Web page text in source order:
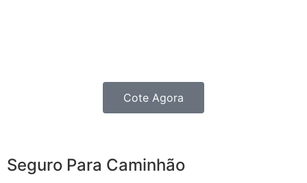
Cote Agora
Seguro Para Caminhão